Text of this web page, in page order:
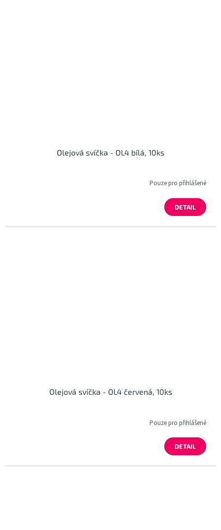
Olejová svíčka - OL4 bílá, 10ks
Pouze pro přihlášené
DETAIL
Olejová svíčka - OL4 červená, 10ks
Pouze pro přihlášené
DETAIL